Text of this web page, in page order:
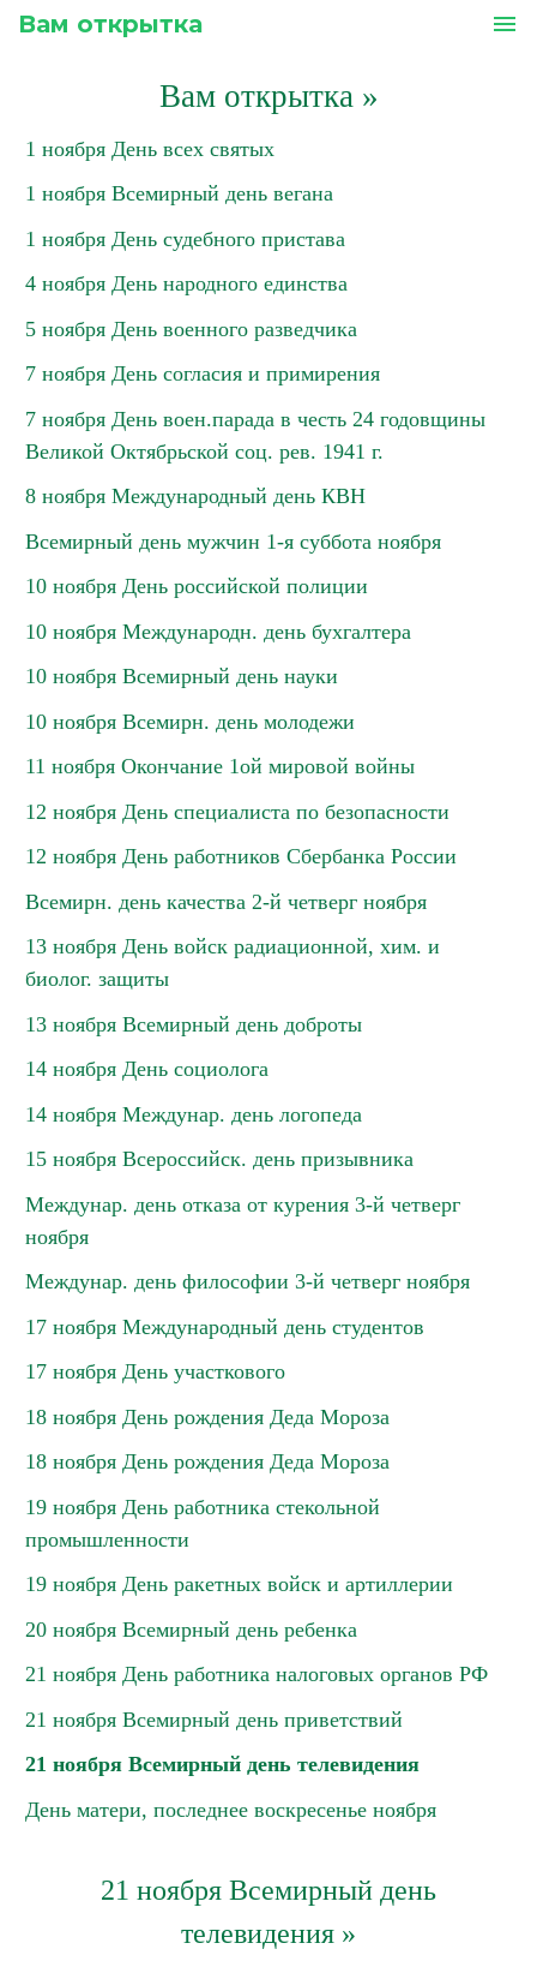
Вам открытка menu
Вам открытка»
1 ноября День всех святых
1 ноября Всемирный день вегана
1 ноября День судебного пристава
4 ноября День народного единства
5 ноября День военного разведчика
7 ноября День согласия и примирения
7 ноября День воен.парада в честь 24 годовщины
Великой Октябрьской соц. рев. 1941 г.
8 ноября Международный день КВН
Всемирный день мужчин 1-я суббота ноября
10 ноября День российской полиции
10 ноября Международн. день бухгалтера
10 ноября Всемирный день науки
10 ноября Всемирн. день молодежи
11 ноября Окончание 1ой мировой войны
12 ноября День специалиста по безопасности
12 ноября День работников Сбербанка России
Всемирн. день качества 2-й четверг ноября
13 ноября День войск радиационной, хим. и
биолог. защиты
13 ноября Всемирный день доброты
14 ноября День социолога
14 ноября Междунар. день логопеда
15 ноября Всероссийск. день призывника
Междунар. день отказа от курения 3-й четверг
ноября
Междунар. день философии 3-й четверг ноября
17 ноября Международный день студентов
17 ноября День участкового
18 ноября День рождения Деда Мороза
18 ноября День рождения Деда Мороза
19 ноября День работника стекольной
промышленности
19 ноября День ракетных войск и артиллерии
20 ноября Всемирный день ребенка
21 ноября День работника налоговых органов РФ
21 ноября Всемирный день приветствий
21 ноября Всемирный день телевидения
День матери, последнее воскресенье ноября
21 ноября Всемирный день
телевидения »